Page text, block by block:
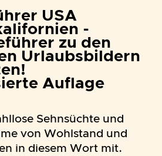
USA
-
zu den
Urlaubsbildern
Auflage
Sehnsüchte und
von Wohlstand und
in diesem Wort mit.